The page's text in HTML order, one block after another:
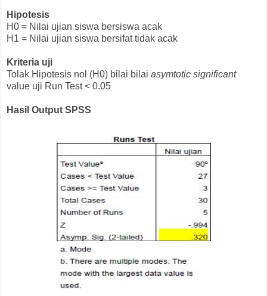
Hipotesis
H0 = Nilai ujian siswa bersiswa acak
H1 = Nilai ujian siswa bersifat tidak acak
Kriteria uji
Tolak Hipotesis nol (H0) bilai bilai asymtotic significant
value uji Run Test < 0.05
Hasil Output SPSS